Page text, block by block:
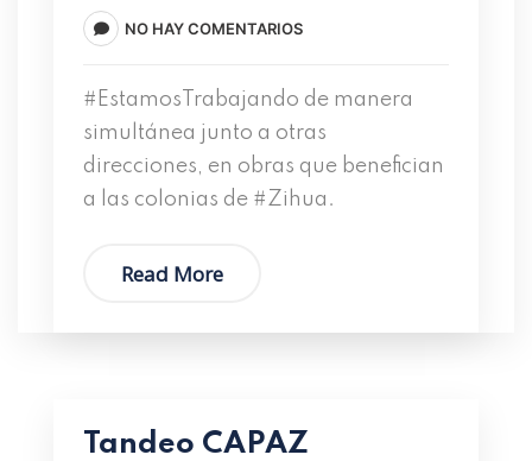
NO HAY COMENTARIOS
#EstamosTrabajando de manera
simultánea junto a otras
direcciones, en obras que benefician
a las colonias de #Zihua.
Read More
Tandeo CAPAZ